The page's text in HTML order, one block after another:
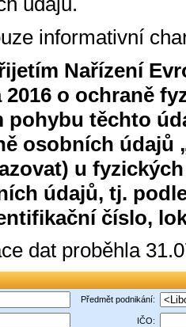
informativní
Nařízení
2016 o ochraně
pohybu těchto
osobních údajů
u
údajů, tj.
číslo,
dat proběhla
Předmět podnikání:
IČO: